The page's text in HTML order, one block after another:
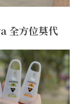
全方位莫代